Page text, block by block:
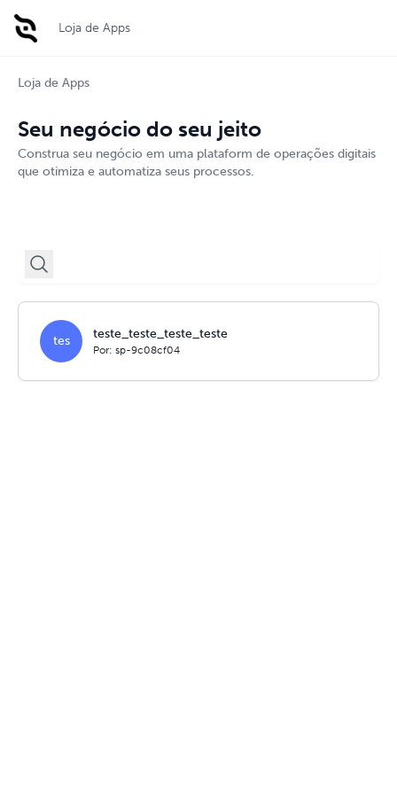
Loja de Apps
Loja de Apps
Seu negócio do seu jeito
Construa seu negócio em uma plataform de operações digitais
que otimiza e automatiza seus processos.
tes teste_teste_teste_teste
Por: sp-9c08cf04